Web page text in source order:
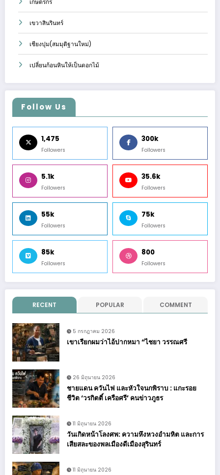
เกษตรกร
เขวาสินรินทร์
เชียงปุม(สมมุติฐานใหม่)
เปลี่ยนก้อนหินให้เป็นดอกไม้
Follow Us
1,475
Followers
300k
Followers
5.1k
Followers
35.6k
Followers
55k
Followers
75k
Followers
85k
Followers
800
Followers
RECENT POPULAR COMMENT
5 กรกฎาคม 2026
เขาเรียกผมว่าไอ้ปากหมา “ไชยา วรรณศรี
26 มิถุนายน 2026
ชายแดน ควันไฟ และหัวใจนกพิราบ : แกะรอย
ชีวิต ‘วรกิตติ์ เครือศรี’ คนข่าวภูธร
11 มิถุนายน 2026
วันเกิดหน้าโลงศพ: ความหึงหวงอำมหิต และการ
เสียสละของพลเมืองดีเมืองสุรินทร์
11 มิถุนายน 2026